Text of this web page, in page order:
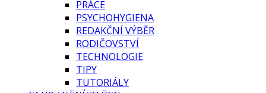
PRÁCE
PSYCHOHYGIENA
REDAKČNÍ VÝBĚR
RODIČOVSTVÍ
TECHNOLOGIE
TIPY
TUTORIÁLY